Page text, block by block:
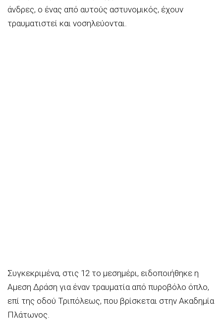
άνδρες, ο ένας από αυτούς αστυνομικός, έχουν
τραυματιστεί και νοσηλεύονται.
Συγκεκριμένα, στις 12 το μεσημέρι, ειδοποιήθηκε η
Αμεση Δράση για έναν τραυματία από πυροβόλο όπλο,
επί της οδού Τριπόλεως, που βρίσκεται στην Ακαδημία
Πλάτωνος.